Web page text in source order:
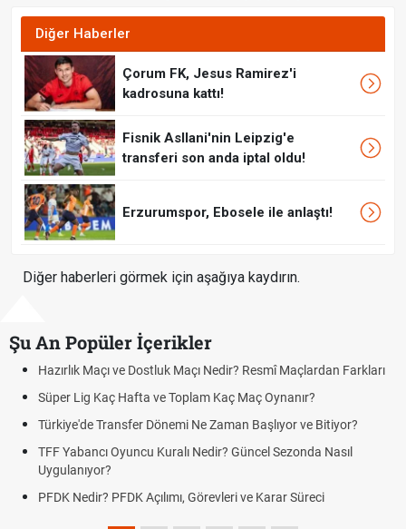
Diğer Haberler
Çorum FK, Jesus Ramirez'i
kadrosuna kattı!
Fisnik Asllani'nin Leipzig'e
transferi son anda iptal oldu!
Erzurumspor, Ebosele ile anlaştı!
Diğer haberleri görmek için aşağıya kaydırın.
Şu An Popüler İçerikler
Hazırlık Maçı ve Dostluk Maçı Nedir? Resmî Maçlardan Farkları
Süper Lig Kaç Hafta ve Toplam Kaç Maç Oynanır?
Türkiye'de Transfer Dönemi Ne Zaman Başlıyor ve Bitiyor?
TFF Yabancı Oyuncu Kuralı Nedir? Güncel Sezonda Nasıl
Uygulanıyor?
PFDK Nedir? PFDK Açılımı, Görevleri ve Karar Süreci